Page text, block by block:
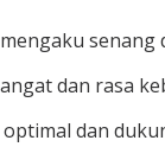
senang
dan rasa
dan